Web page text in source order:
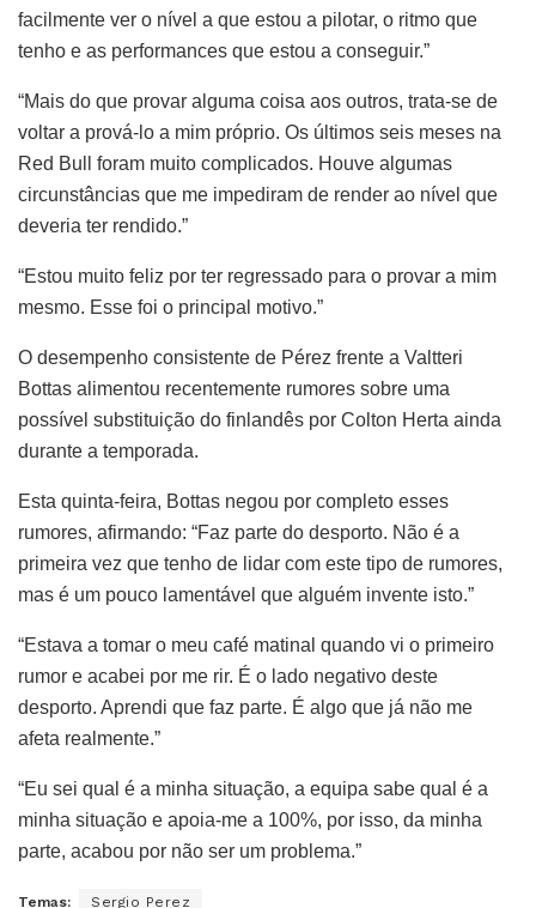
facilmente ver o nível a que estou a pilotar, o ritmo que
tenho e as performances que estou a conseguir.”
“Mais do que provar alguma coisa aos outros, trata-se de
voltar a prová-lo a mim próprio. Os últimos seis meses na
Red Bull foram muito complicados. Houve algumas
circunstâncias que me impediram de render ao nível que
deveria ter rendido.”
“Estou muito feliz por ter regressado para o provar a mim
mesmo. Esse foi o principal motivo.”
O desempenho consistente de Pérez frente a Valtteri
Bottas alimentou recentemente rumores sobre uma
possível substituição do finlandês por Colton Herta ainda
durante a temporada.
Esta quinta-feira, Bottas negou por completo esses
rumores, afirmando: “Faz parte do desporto. Não é a
primeira vez que tenho de lidar com este tipo de rumores,
mas é um pouco lamentável que alguém invente isto.”
“Estava a tomar o meu café matinal quando vi o primeiro
rumor e acabei por me rir. É o lado negativo deste
desporto. Aprendi que faz parte. É algo que já não me
afeta realmente.”
“Eu sei qual é a minha situação, a equipa sabe qual é a
minha situação e apoia-me a 100%, por isso, da minha
parte, acabou por não ser um problema.”
Temas: Sergio Perez